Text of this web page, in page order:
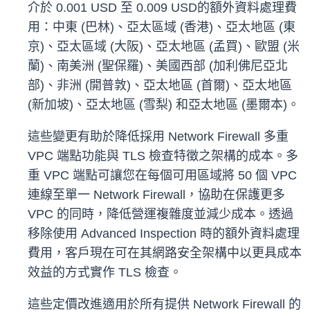
介於 0.001 USD 至 0.009 USD的額外資料處理費
用：中東 (巴林)、亞太區域 (香港)、亞太地區 (東
京)、亞太區域 (大阪)、亞太地區 (孟買)、歐盟 (米
蘭)、南美洲 (聖保羅)、美國西部 (加利佛尼亞北
部)、非洲 (開普敦)、亞太地區 (首爾)、亞太地區
(新加坡)、亞太地區 (雪梨) 和亞太地區 (墨爾本)。
這些變更有助於降低採用 Network Firewall 多重
VPC 端點功能與 TLS 檢查特徵之架構的成本。多
重 VPC 端點可讓您在每個可用區域將 50 個 VPC
連線至單一 Network Firewall，協助在保護更多
VPC 的同時，降低營運複雜度並減少成本。透過
移除使用 Advanced Inspection 時的額外資料處理
費用，客戶現在可在其網路安全架構中以更具成本
效益的方式實作 TLS 檢查。
這些定價改進適用於所有提供 Network Firewall 的